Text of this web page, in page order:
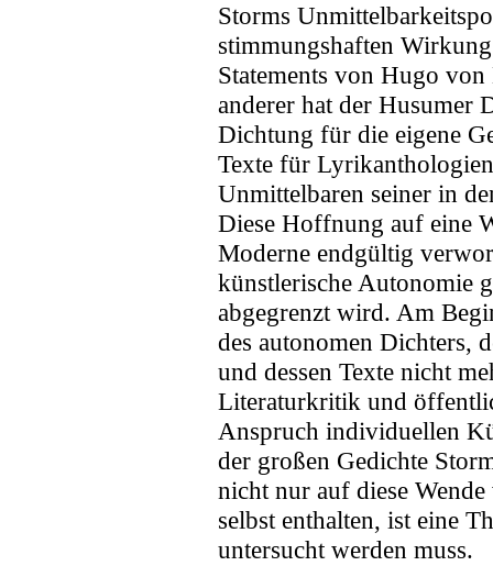
Storms
stimmungshaften
Statements von Hugo
anderer hat der Husumer
Dichtung für die eigene
Texte für
Unmittelbaren seiner in
Diese Hoffnung auf eine
Moderne endgültig
künstlerische Autonomie
abgegrenzt wird. Am
des autonomen Dichters,
und dessen Texte nicht
Literaturkritik und
Anspruch individuellen
der großen Gedichte
nicht nur auf diese
selbst enthalten, ist eine
untersucht werden muss.